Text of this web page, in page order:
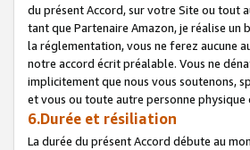
du présent Accord, sur votre Site ou tout
tant que Partenaire Amazon, je réalise un
la réglementation, vous ne ferez aucune
notre accord écrit préalable. Vous ne
implicitement que nous vous soutenons,
et vous ou toute autre personne
6.Durée et résiliation
La durée du présent Accord débute au